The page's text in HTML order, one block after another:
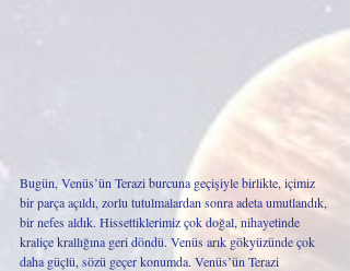
Bugün, Venüs’ün Terazi burcuna geçişiyle birlikte, içimiz
bir parça açıldı, zorlu tutulmalardan sonra adeta umutlandık,
bir nefes aldık. Hissettiklerimiz çok doğal, nihayetinde
kraliçe krallığına geri döndü. Venüs arık gökyüzünde çok
daha güçlü, sözü geçer konumda. Venüs’ün Terazi